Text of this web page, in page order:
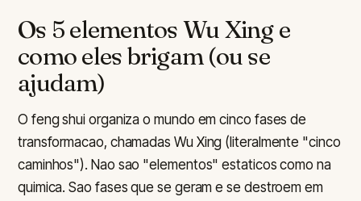
Os 5 elementos Wu Xing e
como eles brigam (ou se
ajudam)
O feng shui organiza o mundo em cinco fases de
transformacao, chamadas Wu Xing (literalmente "cinco
caminhos"). Nao sao "elementos" estaticos como na
quimica. Sao fases que se geram e se destroem em